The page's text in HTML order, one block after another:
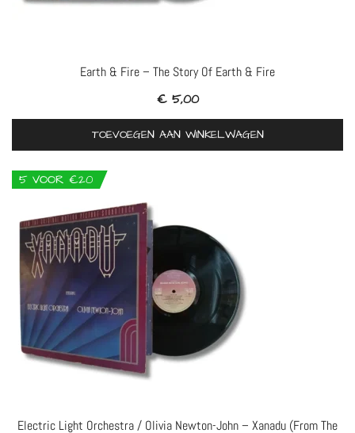
Earth & Fire – The Story Of Earth & Fire
€5,00
TOEVOEGEN AAN WINKELWAGEN
5 VOOR €20
Electric Light Orchestra / Olivia Newton-John – Xanadu (From The